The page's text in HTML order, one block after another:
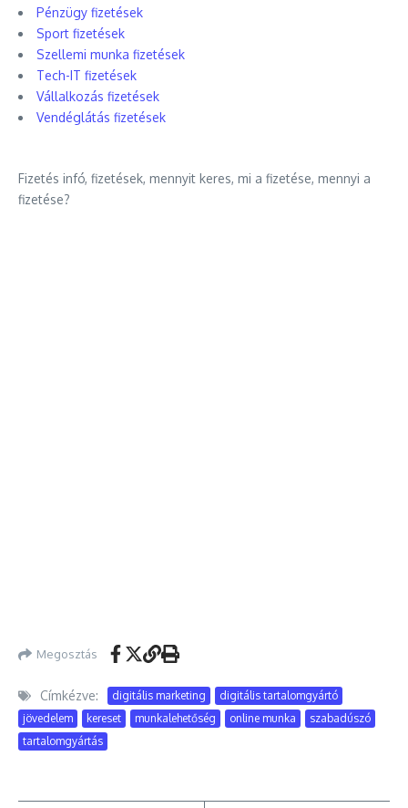
Pénzügy fizetések
Sport fizetések
Szellemi munka fizetések
Tech-IT fizetések
Vállalkozás fizetések
Vendéglátás fizetések
Fizetés infó, fizetések, mennyit keres, mi a fizetése, mennyi a
fizetése?
Megosztás
Címkézve: digitális marketing
digitális tartalomgyártó
jövedelem
kereset munkalehetőség online munka
szabadúszó
tartalomgyártás